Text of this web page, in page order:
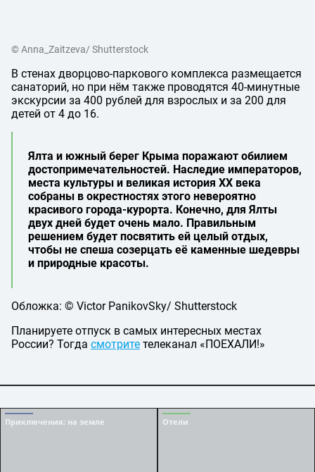
© Anna_Zaitzeva/ Shutterstock
В стенах дворцово-паркового комплекса размещается
санаторий, но при нём также проводятся 40-минутные
экскурсии за 400 рублей для взрослых и за 200 для
детей от 4 до 16.
Ялта и южный берег Крыма поражают обилием
достопримечательностей. Наследие императоров,
места культуры и великая история XX века
собраны в окрестностях этого невероятно
красивого города-курорта. Конечно, для Ялты
двух дней будет очень мало. Правильным
решением будет посвятить ей целый отдых,
чтобы не спеша созерцать её каменные шедевры
и природные красоты.
Обложка: © Victor PanikovSky/ Shutterstock
Планируете отпуск в самых интересных местах
России? Тогда смотрите телеканал «ПОЕХАЛИ!»
Приключения: на земле Отели